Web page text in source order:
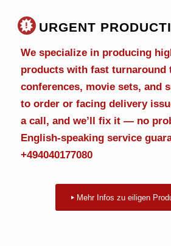
URGENT
We specialize in producing
products with fast turnaround
conferences, movie sets, and
to order or facing delivery
a call, and we’ll fix it — no
English-speaking service
+494040177080
Mehr Infos zu eiligen